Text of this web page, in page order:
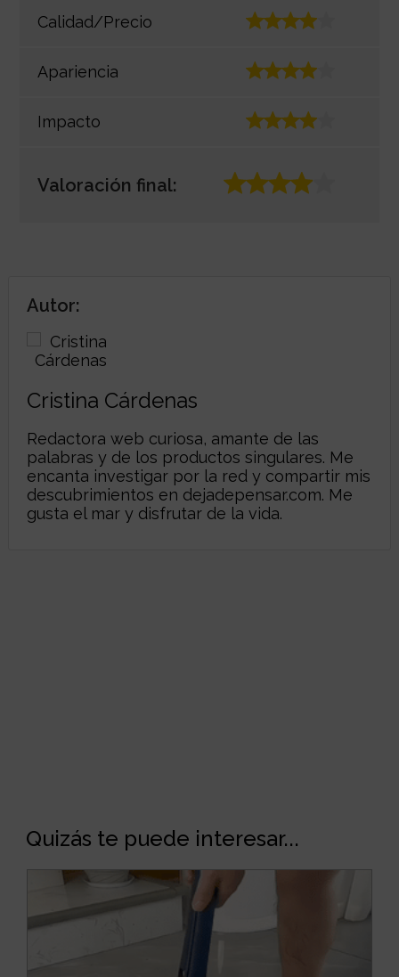
Calidad/Precio
Apariencia
Impacto
Valoración final:
Autor:
Cristina Cárdenas
Redactora web curiosa, amante de las
palabras y de los productos singulares. Me
encanta investigar por la red y compartir mis
descubrimientos en dejadepensar.com. Me
gusta el mar y disfrutar de la vida.
Quizás te puede interesar...